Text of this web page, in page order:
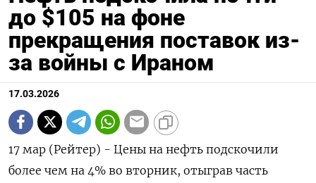
до $105 на фоне
прекращения поставок из-
за войны с Ираном
17.03.2026
17 мар (Рейтер) - Цены на нефть подскочили
более чем на 4% во вторник, отыграв часть